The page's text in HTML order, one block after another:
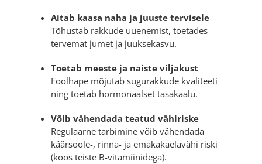
Aitab kaasa naha ja juuste tervisele
Tõhustab rakkude uuenemist, toetades
tervemat jumet ja juuksekasvu.
Toetab meeste ja naiste viljakust
Foolhape mõjutab sugurakkude kvaliteeti
ning toetab hormonaalset tasakaalu.
Võib vähendada teatud vähiriske
Regulaarne tarbimine võib vähendada
käärsoole-, rinna- ja emakakaelavähi riski
(koos teiste B-vitamiinidega).